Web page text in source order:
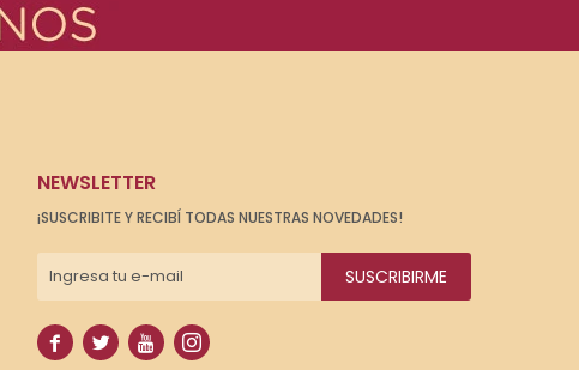
NEWSLETTER
¡SUSCRIBITE Y RECIBÍ TODAS NUESTRAS NOVEDADES!
SUSCRIBIRME
   